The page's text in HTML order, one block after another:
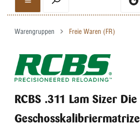
Warengruppen Freie Waren (FR)
RCBS .311 Lam Sizer Die
Geschosskalibriermatrize